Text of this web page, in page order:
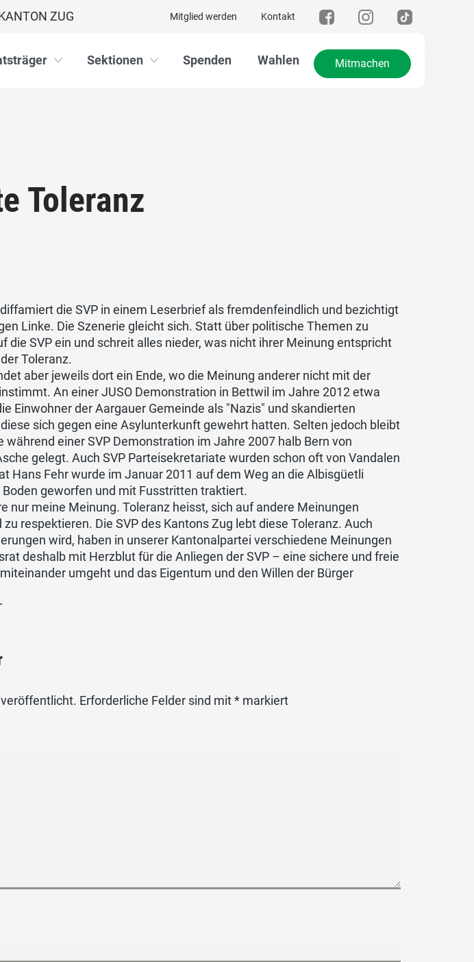
Mitglied werden Kontakt
ZUG
Sektionen Spenden Wahlen Mitmachen
Toleranz
die SVP in einem Leserbrief als fremdenfeindlich und bezichtigt
Linke. Die Szenerie gleicht sich. Statt über politische Themen zu
die SVP ein und schreit alles nieder, was nicht ihrer Meinung entspricht
Toleranz.
aber jeweils dort ein Ende, wo die Meinung anderer nicht mit der
An einer JUSO Demonstration in Bettwil im Jahre 2012 etwa
Einwohner der Aargauer Gemeinde als "Nazis" und skandierten
sich gegen eine Asylunterkunft gewehrt hatten. Selten jedoch bleibt
während einer SVP Demonstration im Jahre 2007 halb Bern von
gelegt. Auch SVP Parteisekretariate wurden schon oft von Vandalen
Hans Fehr wurde im Januar 2011 auf dem Weg an die Albisgüetli
geworfen und mit Fusstritten traktiert.
nur meine Meinung. Toleranz heisst, sich auf andere Meinungen
respektieren. Die SVP des Kantons Zug lebt diese Toleranz. Auch
wird, haben in unserer Kantonalpartei verschiedene Meinungen
deshalb mit Herzblut für die Anliegen der SVP – eine sichere und freie
umgeht und das Eigentum und den Willen der Bürger
Erforderliche Felder sind mit* markiert